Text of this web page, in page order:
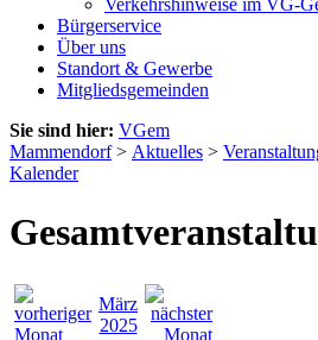
Verkehrshinweise im VG-
Bürgerservice
Über uns
Standort & Gewerbe
Mitgliedsgemeinden
Sie sind hier: VGem
Mammendorf> Aktuelles >
Kalender
März
2025